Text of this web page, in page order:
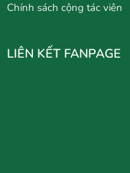
Chính sách cộng tác viên
LIÊN KẾT FANPAGE